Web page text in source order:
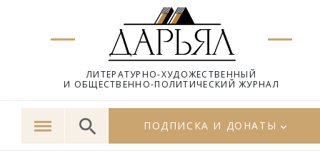
ЛИТЕРАТУРНО-ХУДОЖЕСТВЕННЫЙ
И ОБЩЕСТВЕННО-ПОЛИТИЧЕСКИЙ ЖУРНАЛ
ПОДПИСКА И ДОНАТЫ